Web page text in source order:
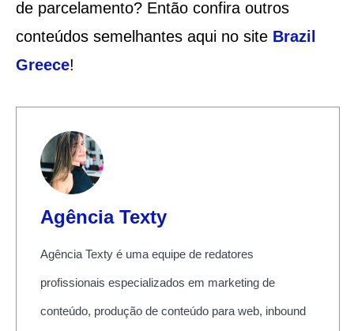
de parcelamento? Então confira outros
conteúdos semelhantes aqui no site Brazil
Greece!
Agência Texty
Agência Texty é uma equipe de redatores
profissionais especializados em marketing de
conteúdo, produção de conteúdo para web, inbound